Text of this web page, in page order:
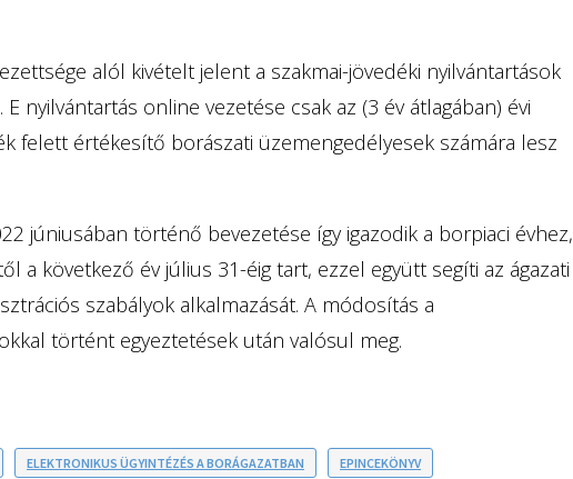
alól kivételt jelent a szakmai-jövedéki nyilvántartások
nyilvántartás online vezetése csak az (3 év átlagában) évi
felett értékesítő borászati üzemengedélyesek számára lesz
júniusában történő bevezetése így igazodik a borpiaci évhez,
a következő év július 31-éig tart, ezzel együtt segíti az ágazati
szabályok alkalmazását. A módosítás a
történt egyeztetések után valósul meg.
ELEKTRONIKUS ÜGYINTÉZÉS A BORÁGAZATBAN EPINCEKÖNYV